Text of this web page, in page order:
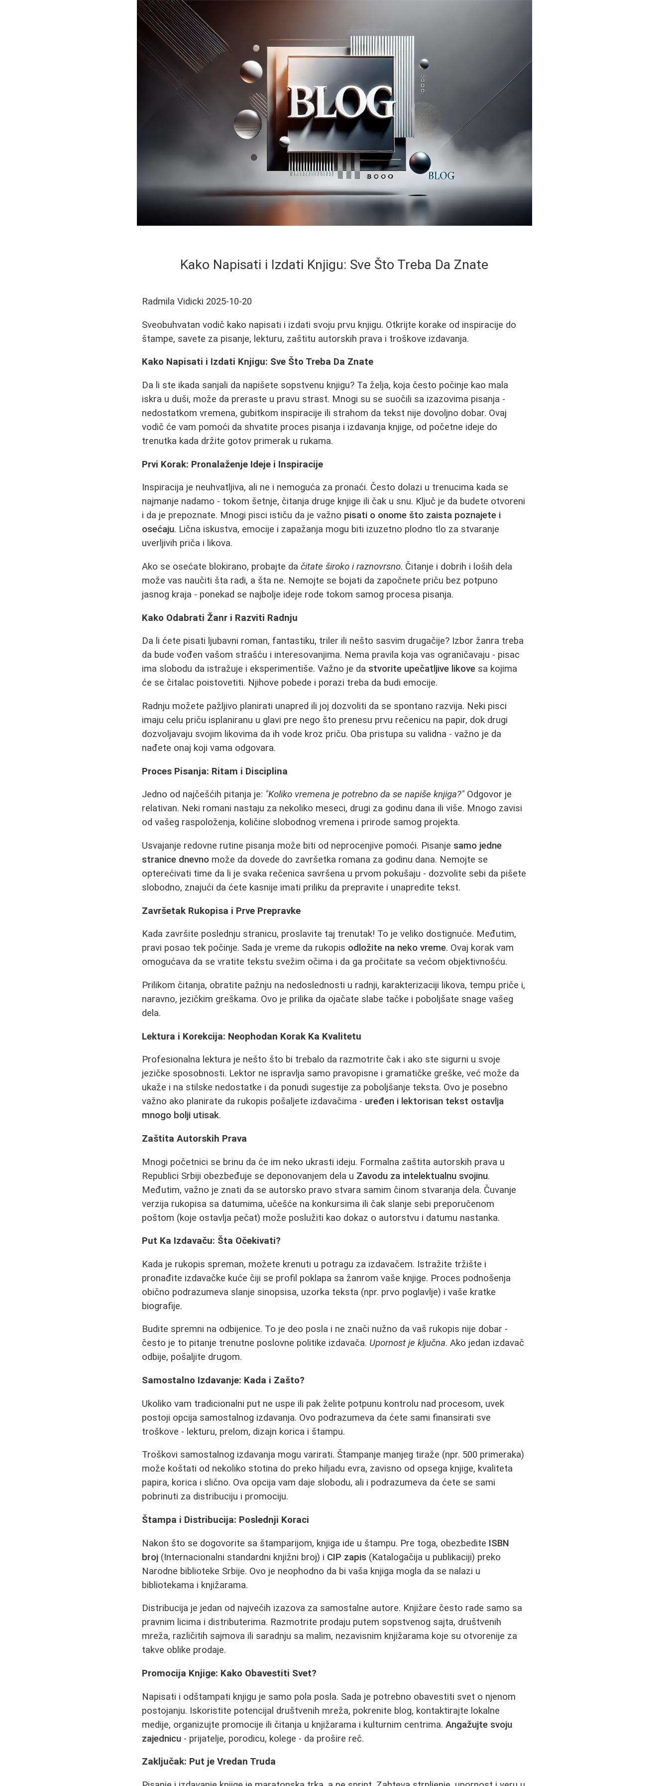
Kako Napisati i Izdati Knjigu: Sve Što Treba Da Znate
Radmila Vidicki 2025-10-20
Sveobuhvatan vodič kako napisati i izdati svoju prvu knjigu. Otkrijte korake od inspiracije do
štampe, savete za pisanje, lekturu, zaštitu autorskih prava i troškove izdavanja.
Kako Napisati i Izdati Knjigu: Sve Što Treba Da Znate
Da li ste ikada sanjali da napišete sopstvenu knjigu? Ta želja, koja često počinje kao mala
iskra u duši, može da preraste u pravu strast. Mnogi su se suočili sa izazovima pisanja -
nedostatkom vremena, gubitkom inspiracije ili strahom da tekst nije dovoljno dobar. Ovaj
vodič će vam pomoći da shvatite proces pisanja i izdavanja knjige, od početne ideje do
trenutka kada držite gotov primerak u rukama.
Prvi Korak: Pronalaženje Ideje i Inspiracije
Inspiracija je neuhvatljiva, ali ne i nemoguća za pronaći. Često dolazi u trenucima kada se
najmanje nadamo - tokom šetnje, čitanja druge knjige ili čak u snu. Ključ je da budete otvoreni
i da je prepoznate. Mnogi pisci ističu da je važno pisati o onome što zaista poznajete i
osećaju. Lična iskustva, emocije i zapažanja mogu biti izuzetno plodno tlo za stvaranje
uverljivih priča i likova.
Ako se osećate blokirano, probajte dačitate široko i raznovrsno. Čitanje i dobrih i loših dela
može vas naučiti šta radi, a šta ne. Nemojte se bojati da započnete priču bez potpuno
jasnog kraja - ponekad se najbolje ideje rode tokom samog procesa pisanja.
Kako Odabrati Žanr i Razviti Radnju
Da li ćete pisati ljubavni roman, fantastiku, triler ili nešto sasvim drugačije? Izbor žanra treba
da bude vođen vašom strašću i interesovanjima. Nema pravila koja vas ograničavaju - pisac
ima slobodu da istražuje i eksperimentiše. Važno je da stvorite upečatljive likove sa kojima
će se čitalac poistovetiti. Njihove pobede i porazi treba da budi emocije.
Radnju možete pažljivo planirati unapred ili joj dozvoliti da se spontano razvija. Neki pisci
imaju celu priču isplaniranu u glavi pre nego što prenesu prvu rečenicu na papir, dok drugi
dozvoljavaju svojim likovima da ih vode kroz priču. Oba pristupa su validna - važno je da
nađete onaj koji vama odgovara.
Proces Pisanja: Ritam i Disciplina
Jedno od najčešćih pitanja je: "Koliko vremena je potrebno da se napiše knjiga?" Odgovor je
relativan. Neki romani nastaju za nekoliko meseci, drugi za godinu dana ili više. Mnogo zavisi
od vašeg raspoloženja, količine slobodnog vremena i prirode samog projekta.
Usvajanje redovne rutine pisanja može biti od neprocenjive pomoći. Pisanje samo jedne
stranice dnevno može da dovede do završetka romana za godinu dana. Nemojte se
opterećivati time da li je svaka rečenica savršena u prvom pokušaju - dozvolite sebi da pišete
slobodno, znajući da ćete kasnije imati priliku da prepravite i unapredite tekst.
Završetak Rukopisa i Prve Prepravke
Kada završite poslednju stranicu, proslavite taj trenutak! To je veliko dostignuće. Međutim,
pravi posao tek počinje. Sada je vreme da rukopis odložite na neko vreme. Ovaj korak vam
omogućava da se vratite tekstu svežim očima i da ga pročitate sa većom objektivnošću.
Prilikom čitanja, obratite pažnju na nedoslednosti u radnji, karakterizaciji likova, tempu priče i,
naravno, jezičkim greškama. Ovo je prilika da ojačate slabe tačke i poboljšate snage vašeg
dela.
Lektura i Korekcija: Neophodan Korak Ka Kvalitetu
Profesionalna lektura je nešto što bi trebalo da razmotrite čak i ako ste sigurni u svoje
jezičke sposobnosti. Lektor ne ispravlja samo pravopisne i gramatičke greške, već može da
ukaže i na stilske nedostatke i da ponudi sugestije za poboljšanje teksta. Ovo je posebno
važno ako planirate da rukopis pošaljete izdavačima - uređen i lektorisan tekst ostavlja
mnogo bolji utisak.
Zaštita Autorskih Prava
Mnogi početnici se brinu da će im neko ukrasti ideju. Formalna zaštita autorskih prava u
Republici Srbiji obezbeđuje se deponovanjem dela u Zavodu za intelektualnu svojinu.
Međutim, važno je znati da se autorsko pravo stvara samim činom stvaranja dela. Čuvanje
verzija rukopisa sa datumima, učešće na konkursima ili čak slanje sebi preporučenom
poštom (koje ostavlja pečat) može poslužiti kao dokaz o autorstvu i datumu nastanka.
Put Ka Izdavaču: Šta Očekivati?
Kada je rukopis spreman, možete krenuti u potragu za izdavačem. Istražite tržište i
pronađite izdavačke kuće čiji se profil poklapa sa žanrom vaše knjige. Proces podnošenja
obično podrazumeva slanje sinopsisa, uzorka teksta (npr. prvo poglavlje) i vaše kratke
biografije.
Budite spremni na odbijenice. To je deo posla i ne znači nužno da vaš rukopis nije dobar -
često je to pitanje trenutne poslovne politike izdavača. Upornost je ključna. Ako jedan izdavač
odbije, pošaljite drugom.
Samostalno Izdavanje: Kada i Zašto?
Ukoliko vam tradicionalni put ne uspe ili pak želite potpunu kontrolu nad procesom, uvek
postoji opcija samostalnog izdavanja. Ovo podrazumeva da ćete sami finansirati sve
troškove - lekturu, prelom, dizajn korica i štampu.
Troškovi samostalnog izdavanja mogu varirati. Štampanje manjeg tiraže (npr. 500 primeraka)
može koštati od nekoliko stotina do preko hiljadu evra, zavisno od opsega knjige, kvaliteta
papira, korica i slično. Ova opcija vam daje slobodu, ali i podrazumeva da ćete se sami
pobrinuti za distribuciju i promociju.
Štampa i Distribucija: Poslednji Koraci
Nakon što se dogovorite sa štamparijom, knjiga ide u štampu. Pre toga, obezbedite ISBN
broj (Internacionalni standardni knjižni broj) i CIP zapis (Katalogačija u publikaciji) preko
Narodne biblioteke Srbije. Ovo je neophodno da bi vaša knjiga mogla da se nalazi u
bibliotekama i knjižarama.
Distribucija je jedan od najvećih izazova za samostalne autore. Knjižare često rade samo sa
pravnim licima i distributerima. Razmotrite prodaju putem sopstvenog sajta, društvenih
mreža, različitih sajmova ili saradnju sa malim, nezavisnim knjižarama koje su otvorenije za
takve oblike prodaje.
Promocija Knjige: Kako Obavestiti Svet?
Napisati i odštampati knjigu je samo pola posla. Sada je potrebno obavestiti svet o njenom
postojanju. Iskoristite potencijal društvenih mreža, pokrenite blog, kontaktirajte lokalne
medije, organizujte promocije ili čitanja u knjižarama i kulturnim centrima.Angažujte svoju
zajednicu - prijatelje, porodicu, kolege - da prošire reč.
Zaključak: Put je Vredan Truda